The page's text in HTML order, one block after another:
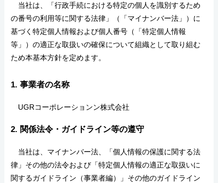
当社は、「行政手続における特定の個人を識別するため
の番号の利用等に関する法律」（「マイナンバー法」）に
基づく特定個人情報および個人番号（「特定個人情報
等」）の適正な取扱いの確保について組織として取り組む
ため本基本方針を定めます。
1. 事業者の名称
UGRコーポレーションン株式会社
2. 関係法令・ガイドライン等の遵守
当社は、マイナンバー法、「個人情報の保護に関する法
律」その他の法令および「特定個人情報の適正な取扱いに
関するガイドライン（事業者編）」その他のガイドライン